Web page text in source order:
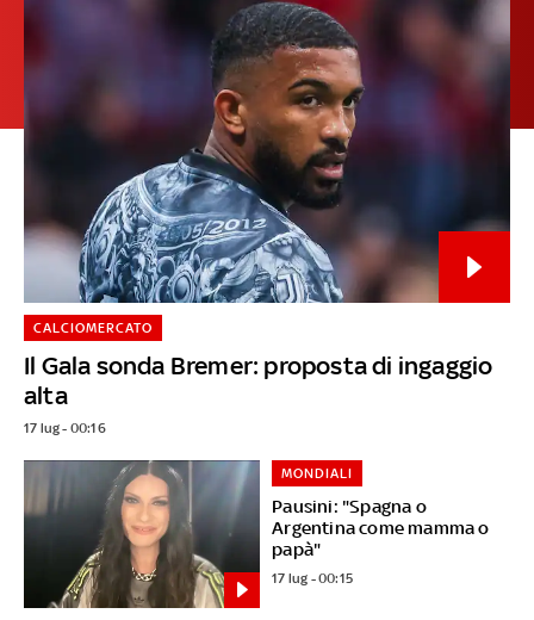
Il Gala sonda Bremer: proposta di ingaggio
alta
CALCIOMERCATO
17 lug - 00:16
Pausini: "Spagna o
Argentina come mamma o
papà"
MONDIALI
17 lug - 00:15